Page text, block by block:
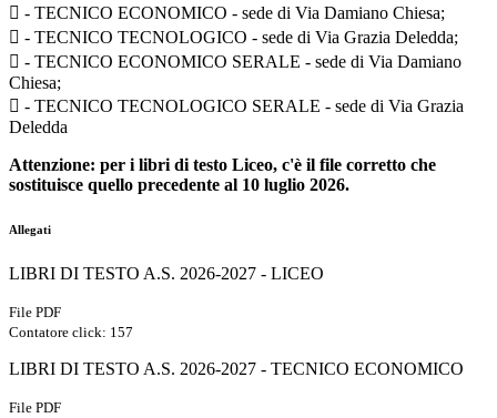
 - TECNICO ECONOMICO - sede di Via Damiano Chiesa;
 - TECNICO TECNOLOGICO - sede di Via Grazia Deledda;
 - TECNICO ECONOMICO SERALE - sede di Via Damiano
Chiesa;
 - TECNICO TECNOLOGICO SERALE - sede di Via Grazia
Deledda
Attenzione: per i libri di testo Liceo, c'è il file corretto che
sostituisce quello precedente al 10 luglio 2026.
Allegati
LIBRI DI TESTO A.S. 2026-2027 - LICEO
File PDF
Contatore click: 157
LIBRI DI TESTO A.S. 2026-2027 - TECNICO ECONOMICO
File PDF